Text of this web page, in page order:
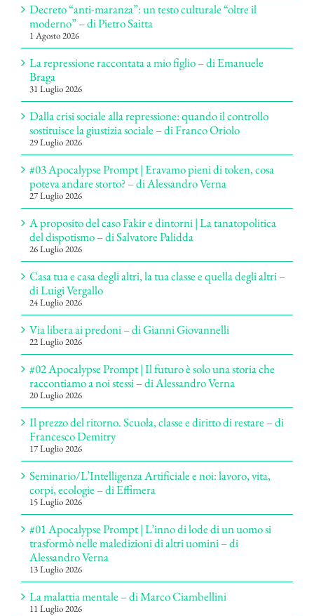
Decreto “anti-maranza”: un testo culturale “oltre il
moderno” – di Pietro Saitta
1 Agosto 2026
La repressione raccontata a mio figlio – di Emanuele
Braga
31 Luglio 2026
Dalla crisi sociale alla repressione: quando il controllo
sostituisce la giustizia sociale – di Franco Oriolo
29 Luglio 2026
#03 Apocalypse Prompt | Eravamo pieni di token, cosa
poteva andare storto? – di Alessandro Verna
27 Luglio 2026
A proposito del caso Fakir e dintorni | La tanatopolitica
del dispotismo – di Salvatore Palidda
26 Luglio 2026
Casa tua e casa degli altri, la tua classe e quella degli altri –
di Luigi Vergallo
24 Luglio 2026
Via libera ai predoni – di Gianni Giovannelli
22 Luglio 2026
#02 Apocalypse Prompt | Il futuro è solo una storia che
raccontiamo a noi stessi – di Alessandro Verna
20 Luglio 2026
Il prezzo del ritorno. Scuola, classe e diritto di restare – di
Francesco Demitry
17 Luglio 2026
Seminario/L’Intelligenza Artificiale e noi: lavoro, vita,
corpi, ecologie – di Effimera
15 Luglio 2026
#01 Apocalypse Prompt | L’inno di lode di un uomo si
trasformò nelle maledizioni di altri uomini – di
Alessandro Verna
13 Luglio 2026
La malattia mentale – di Marco Ciambellini
11 Luglio 2026